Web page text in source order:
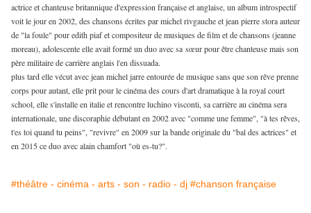
actrice et chanteuse britannique d'expression française et anglaise, un album introspectif
voit le jour en 2002, des chansons écrites par michel rivgauche et jean pierre stora auteur
de "la foule" pour edith piaf et compositeur de musiques de film et de chansons (jeanne
moreau), adolescente elle avait formé un duo avec sa sœur pour être chanteuse mais son
père militaire de carrière anglais l'en dissuada.
plus tard elle vécut avec jean michel jarre entourée de musique sans que son rêve prenne
corps pour autant, elle prit pour le cinéma des cours d'art dramatique à la royal court
school, elle s'installe en italie et rencontre luchino visconti, sa carrière au cinéma sera
internationale, une discoraphie débutant en 2002 avec "comme une femme", "à tes rêves,
t'es toi quand tu peins", "revivre" en 2009 sur la bande originale du "bal des actrices" et
en 2015 ce duo avec alain chamfort "où es-tu?".
#théâtre - cinéma - arts - son - radio - dj #chanson française